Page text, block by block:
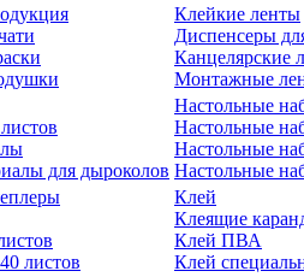
Клейкие ленты
Диспенсеры
Канцелярские
Монтажные
для дыроколов
Настольные
Настольные
Настольные
Настольные
листов
Клей
Клеящие
Клей ПВА
Клей